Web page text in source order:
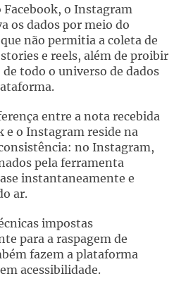
Facebook, o Instagram
os dados por meio do
não permitia a coleta de
e reels, além de proibir
de todo o universo de dados
entre a nota recebida
e o Instagram reside na
no Instagram,
pela ferramenta
instantaneamente e
ar.
impostas
para a raspagem de
fazem a plataforma
acessibilidade.